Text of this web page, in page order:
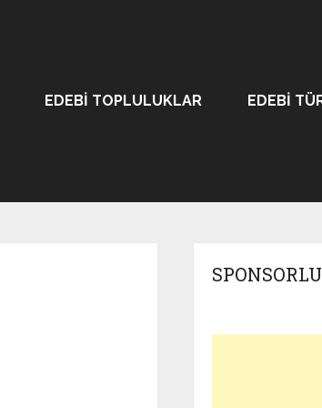
EDEBI TOPLULUKLAR EDEBI